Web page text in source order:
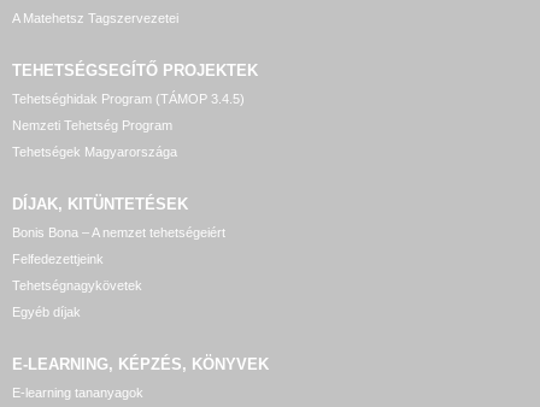
A Matehetsz Tagszervezetei
TEHETSÉGSEGÍTŐ PROJEKTEK
Tehetséghidak Program (TÁMOP 3.4.5)
Nemzeti Tehetség Program
Tehetségek Magyarországa
DÍJAK, KITÜNTETÉSEK
Bonis Bona – A nemzet tehetségeiért
Felfedezettjeink
Tehetségnagykövetek
Egyéb díjak
E-LEARNING, KÉPZÉS, KÖNYVEK
E-learning tananyagok